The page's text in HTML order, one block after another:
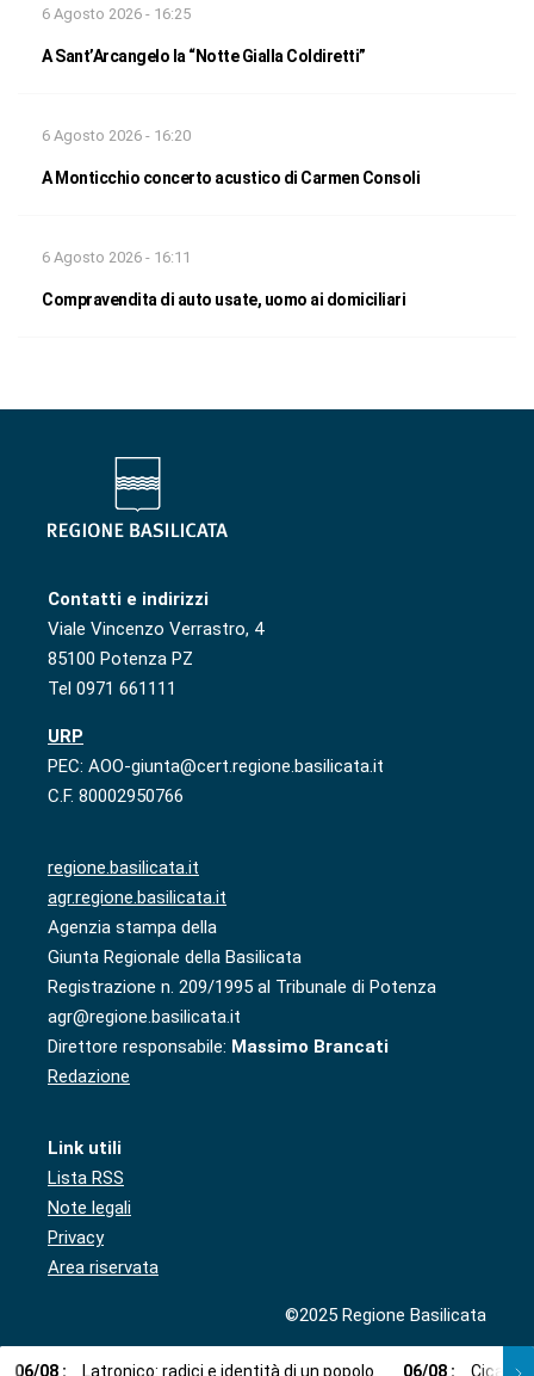
6 Agosto 2026 - 16:25
A Sant’Arcangelo la “Notte Gialla Coldiretti”
6 Agosto 2026 - 16:20
A Monticchio concerto acustico di Carmen Consoli
6 Agosto 2026 - 16:11
Compravendita di auto usate, uomo ai domiciliari
Contatti e indirizzi
Viale Vincenzo Verrastro, 4
85100 Potenza PZ
Tel 0971 661111
URP
PEC: AOO-giunta@cert.regione.basilicata.it
C.F. 80002950766
regione.basilicata.it
agr.regione.basilicata.it
Agenzia stampa della
Giunta Regionale della Basilicata
Registrazione n. 209/1995 al Tribunale di Potenza
agr@regione.basilicata.it
Direttore responsabile: Massimo Brancati
Redazione
Link utili
Lista RSS
Note legali
Privacy
Area riservata
©2025 Regione Basilicata
06/08 : Latronico: radici e identità di un popolo 06/08 : Cicala: